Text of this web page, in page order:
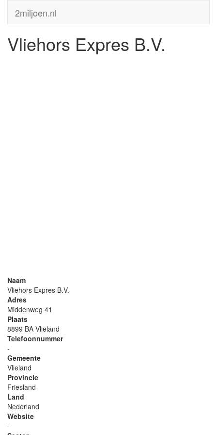
2miljoen.nl
Vliehors Expres B.V.
Naam
Vliehors Expres B.V.
Adres
Middenweg 41
Plaats
8899 BA Vlieland
Telefoonnummer
-
Gemeente
Vlieland
Provincie
Friesland
Land
Nederland
Website
-